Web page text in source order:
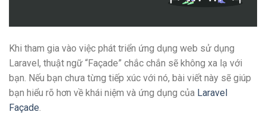
Khi tham gia vào việc phát triển ứng dụng web sử dụng
Laravel, thuật ngữ “Façade” chắc chắn sẽ không xa lạ với
bạn. Nếu bạn chưa từng tiếp xúc với nó, bài viết này sẽ giúp
bạn hiểu rõ hơn về khái niệm và ứng dụng của Laravel
Façade.